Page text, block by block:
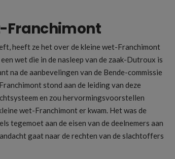
Franchimont
heeft ze het over de kleine wet-Franchimont
wet die in de nasleep van de zaak-Dutroux is
na de aanbevelingen van de Bende-commissie
stond aan de leiding van deze
en zou hervormingsvoorstellen
wet-Franchimont er kwam. Het was de
tegemoet aan de eisen van de deelnemers aan
gaat naar de rechten van de slachtoffers